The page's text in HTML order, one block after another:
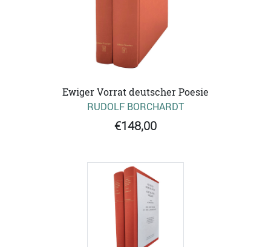
Ewiger Vorrat deutscher Poesie
RUDOLF BORCHARDT
€148,00